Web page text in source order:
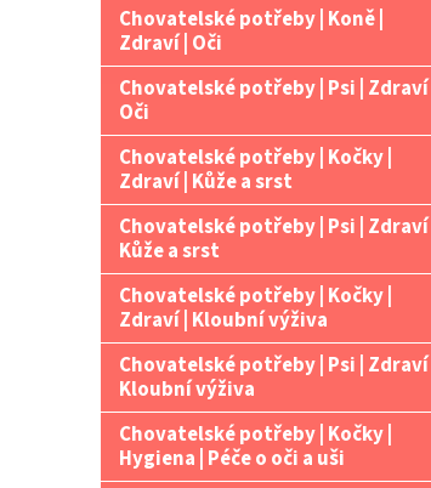
Chovatelské potřeby | Koně |
Zdraví | Oči
Chovatelské potřeby | Psi | Zdraví |
Oči
Chovatelské potřeby | Kočky |
Zdraví | Kůže a srst
Chovatelské potřeby | Psi | Zdraví |
Kůže a srst
Chovatelské potřeby | Kočky |
Zdraví | Kloubní výživa
Chovatelské potřeby | Psi | Zdraví |
Kloubní výživa
Chovatelské potřeby | Kočky |
Hygiena | Péče o oči a uši